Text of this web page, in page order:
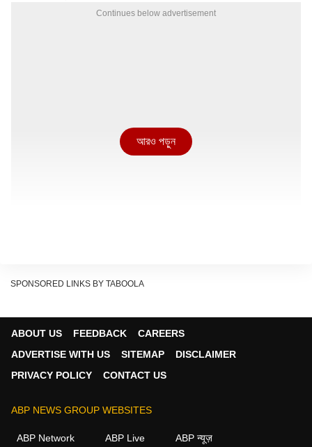
Continues below advertisement
Continues below advertisement
আরও পড়ুন
SPONSORED LINKS BY TABOOLA
ABOUT US FEEDBACK
CAREERS
ADVERTISE WITH US
SITEMAP
DISCLAIMER
PRIVACY POLICY
CONTACT US
ABP NEWS GROUP WEBSITES
ABP Network ABP Live ABP न्यूज़